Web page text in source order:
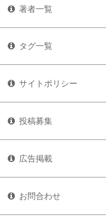
著者一覧
タグ一覧
サイトポリシー
投稿募集
広告掲載
お問合わせ